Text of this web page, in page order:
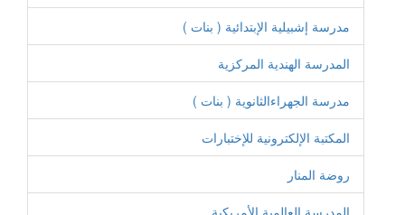
مدرسة إشبيلية الإبتدائية ( بنات )
المدرسة الهندية المركزية
مدرسة الجهراءالثانوية ( بنات )
المكتبة الإلكترونية للإختبارات
روضة المنار